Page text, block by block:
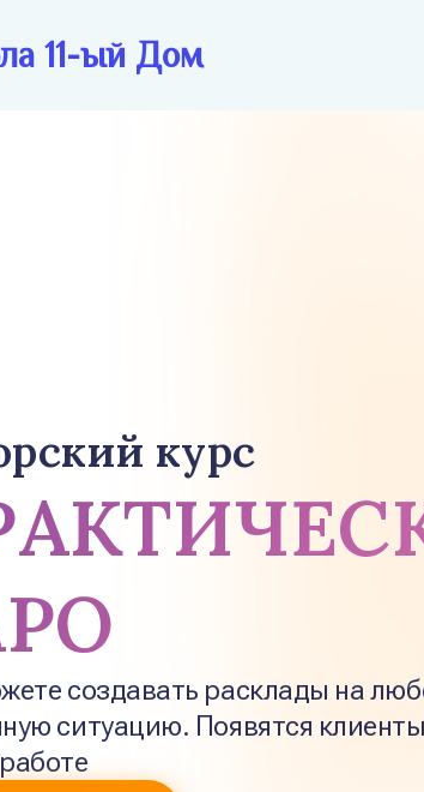
11-ый Дом
курс
создавать расклады на
ситуацию. Появятся